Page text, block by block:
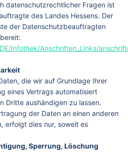
datenschutzrechtlicher Fragen ist
des Landes Hessens. Der
der Datenschutzbeauftragten
Infothek/Anschriften_Links/
die wir auf Grundlage Ihrer
eines Vertrags automatisiert
Dritte aushändigen zu lassen.
der Daten an einen anderen
erfolgt dies nur, soweit es
Sperrung, Löschung